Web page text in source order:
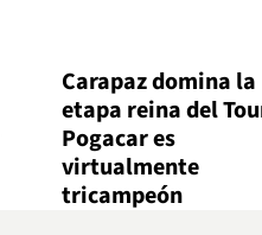
Carapaz domina la
etapa reina del
Pogacar es
virtualmente
tricampeón